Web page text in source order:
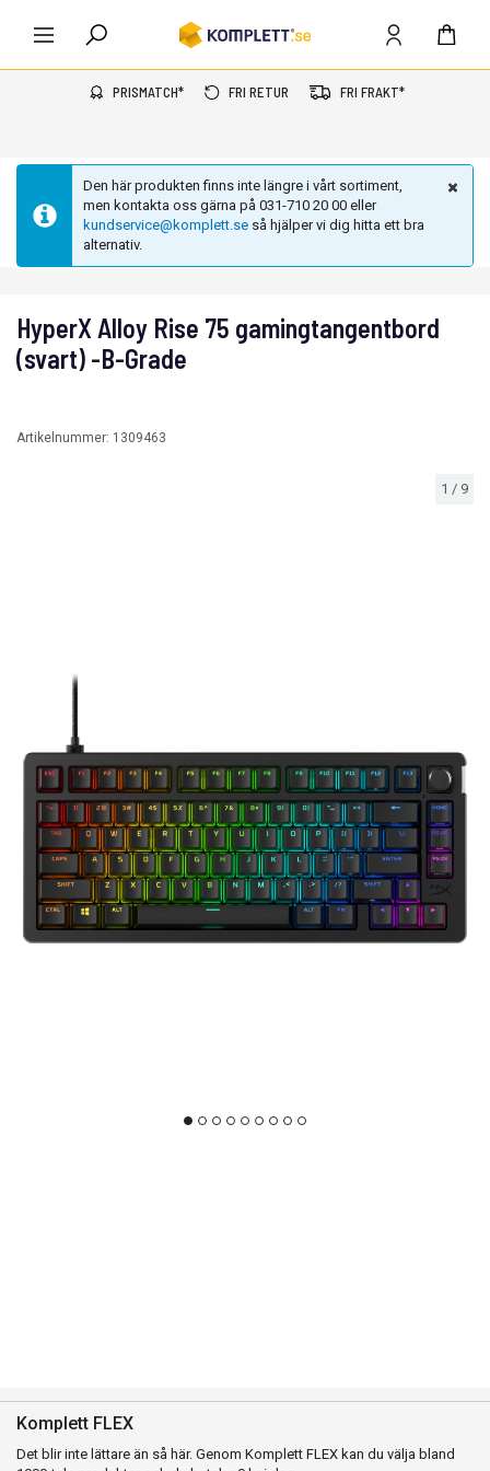
PRISMATCH* FRI RETUR FRI FRAKT*
Den här produkten finns inte längre i vårt sortiment,
men kontakta oss gärna på 031-710 20 00 eller
kundservice@komplett.se så hjälper vi dig hitta ett bra
alternativ.
1 / 9
HyperX Alloy Rise 75 gamingtangentbord
(svart) -B-Grade
Artikelnummer: 1309463
Komplett FLEX
Det blir inte lättare än så här. Genom Komplett FLEX kan du välja bland